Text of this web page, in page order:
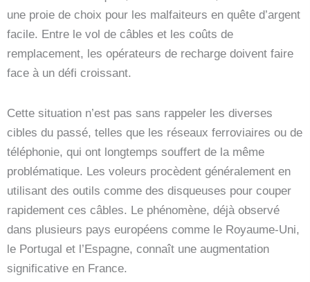
une proie de choix pour les malfaiteurs en quête d’argent
facile. Entre le vol de câbles et les coûts de
remplacement, les opérateurs de recharge doivent faire
face à un défi croissant.
Cette situation n’est pas sans rappeler les diverses
cibles du passé, telles que les réseaux ferroviaires ou de
téléphonie, qui ont longtemps souffert de la même
problématique. Les voleurs procèdent généralement en
utilisant des outils comme des disqueuses pour couper
rapidement ces câbles. Le phénomène, déjà observé
dans plusieurs pays européens comme le Royaume-Uni,
le Portugal et l’Espagne, connaît une augmentation
significative en France.